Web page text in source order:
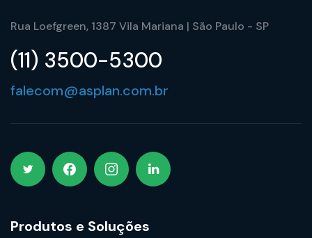
Rua Loefgreen, 1387 Vila Mariana | São Paulo - SP
(11) 3500-5300
falecom@asplan.com.br
Produtos e Soluções